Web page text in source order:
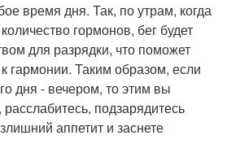
время дня. Так, по утрам, когда
гормонов, бег будет
для разрядки, что поможет
гармонии. Таким образом, если
дня - вечером, то этим вы
подзарядитесь
аппетит и заснете